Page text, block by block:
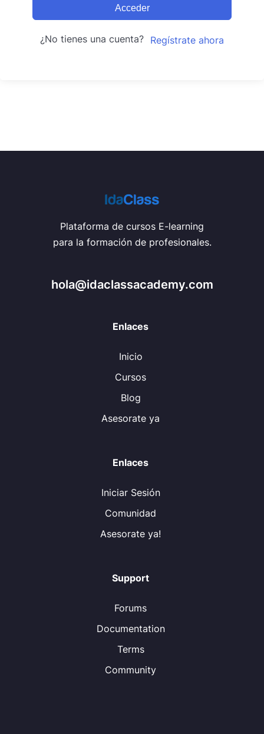
Acceder
¿No tienes una cuenta? Regístrate ahora
Plataforma de cursos E-learning
para la formación de profesionales.
hola@idaclassacademy.com
Enlaces
Inicio
Cursos
Blog
Asesorate ya
Enlaces
Iniciar Sesión
Comunidad
Asesorate ya!
Support
Forums
Documentation
Terms
Community